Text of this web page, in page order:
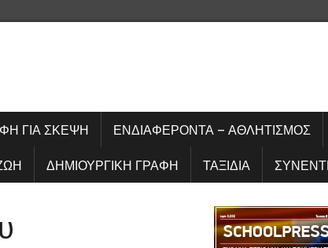
ΓΙΑ ΣΚΈΨΗ ΕΝΔΙΑΦΈΡΟΝΤΑ – ΑΘΛΗΤΙΣΜΌΣ
ΔΗΜΙΟΥΡΓΙΚΉ ΓΡΑΦΉ ΤΑΞΊΔΙΑ